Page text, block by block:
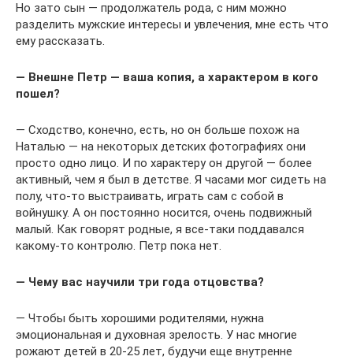
Но зато сын — продолжатель рода, с ним можно
разделить мужские интересы и увлечения, мне есть что
ему рассказать.
— Внешне Петр — ваша копия, а характером в кого
пошел?
— Сходство, конечно, есть, но он больше похож на
Наталью — на некоторых детских фотографиях они
просто одно лицо. И по характеру он другой — более
активный, чем я был в детстве. Я часами мог сидеть на
полу, что-то выстраивать, играть сам с собой в
войнушку. А он постоянно носится, очень подвижный
малый. Как говорят родные, я все-таки поддавался
какому-то контролю. Петр пока нет.
— Чему вас научили три года отцовства?
— Чтобы быть хорошими родителями, нужна
эмоциональная и духовная зрелость. У нас многие
рожают детей в 20-25 лет, будучи еще внутренне